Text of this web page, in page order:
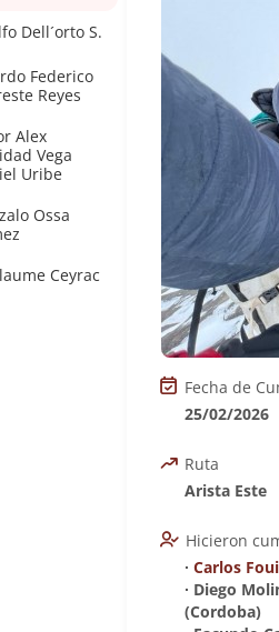
Dell´orto S.
Federico
Reyes
Alex
Vega
Uribe
Ossa
Ceyrac
Fecha de
25/02/2026
Ruta
Arista Este
Hicieron
∙ Carlos
∙ Diego
(Cordoba)